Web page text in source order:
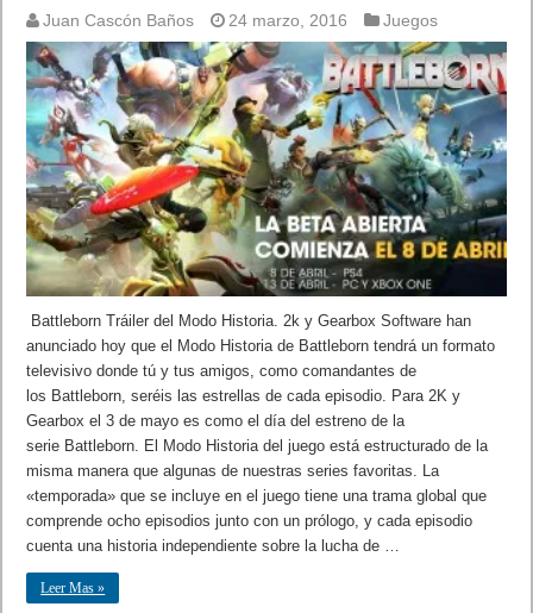
Juan Cascón Baños 24 marzo, 2016 Juegos
Battleborn Tráiler del Modo Historia. 2k y Gearbox Software han
anunciado hoy que el Modo Historia de Battleborn tendrá un formato
televisivo donde tú y tus amigos, como comandantes de
los Battleborn, seréis las estrellas de cada episodio. Para 2K y
Gearbox el 3 de mayo es como el día del estreno de la
serie Battleborn. El Modo Historia del juego está estructurado de la
misma manera que algunas de nuestras series favoritas. La
«temporada» que se incluye en el juego tiene una trama global que
comprende ocho episodios junto con un prólogo, y cada episodio
cuenta una historia independiente sobre la lucha de …
Leer Mas »